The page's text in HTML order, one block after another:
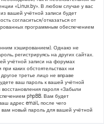
«Linux.by». В любом случае у вас
вашей учётной записи будет
согласиться/отказаться от
программным обеспечением
хэшированием). Однако не
регистрируясь на других сайтах.
учётной записи на форумах
каких обстоятельствах ни
третье лицо не вправе
ваш пароль к вашей учётной
пароля «Забыли
phpBB. Вам будет
адрес email, после чего
новый пароль для вашей учётной